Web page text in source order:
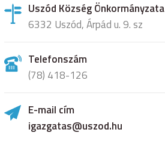
Uszód Község Önkormányzata
6332 Uszód, Árpád u. 9. sz
Telefonszám
(78) 418-126
E-mail cím
igazgatas@uszod.hu